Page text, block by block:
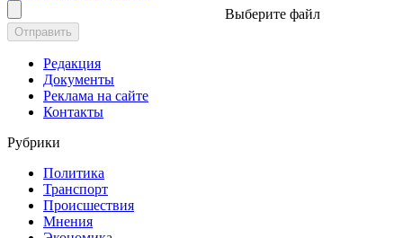
Выберите файл
Отправить
Редакция
Документы
Реклама на сайте
Контакты
Рубрики
Политика
Транспорт
Происшествия
Мнения